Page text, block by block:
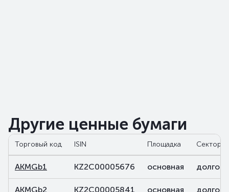
Другие ценные бумаги
Торговый код ISIN Площадка Сектор
AKMGb1 KZ2C00005676 основная
AKMGb2 KZ2C00005841 основная